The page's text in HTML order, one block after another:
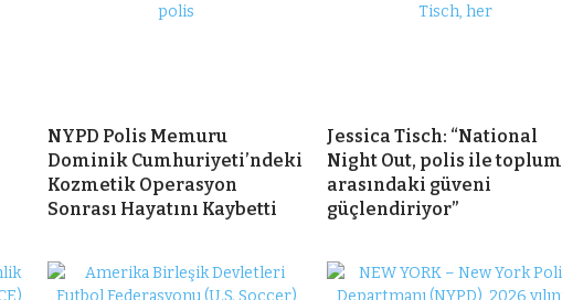
NYPD Polis Memuru
Dominik Cumhuriyeti’ndeki
Kozmetik Operasyon
Sonrası Hayatını Kaybetti
Jessica Tisch: “National
Night Out, polis ile toplum
arasındaki güveni
güçlendiriyor”